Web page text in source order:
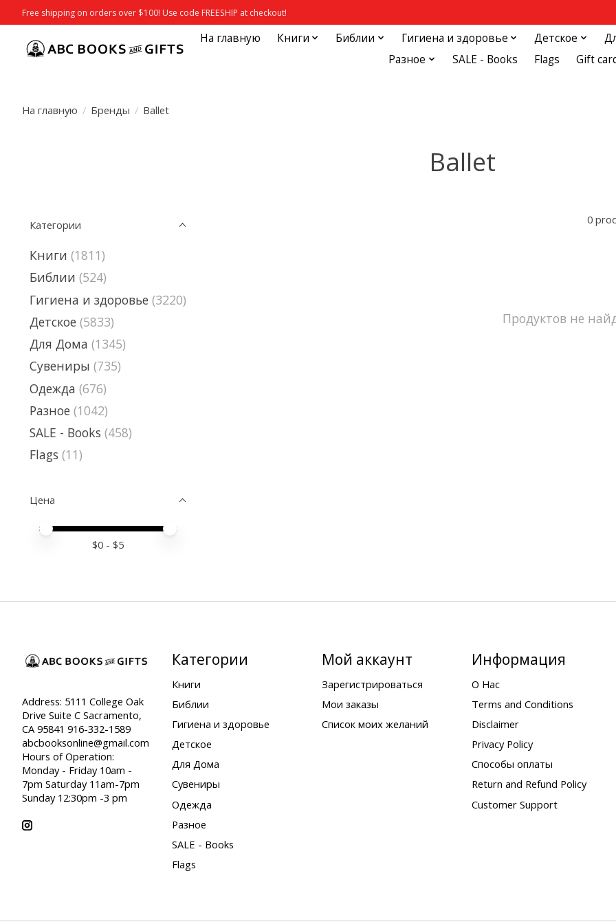
Free shipping on orders over $100! Use code FREESHIP at checkout!
На главную Книги Библии Гигиена и здоровье Детское
Разное
SALE - Books Flags Gift
На главную / Бренды / Ballet
Ballet
Категории
Книги (1811)
Библии (524)
Гигиена и здоровье (3220)
Детское (5833)
Для Дома (1345)
Сувениры (735)
Одежда (676)
Разное (1042)
SALE - Books (458)
Flags (11)
Цена
Price minimum value
Price maximum value
$0 - $5
0
Продуктов не
Address: 5111 College Oak
Drive Suite C Sacramento,
CA 95841 916-332-1589
abcbooksonline@gmail.com
Hours of Operation:
Monday - Friday 10am -
7pm Saturday 11am-7pm
Sunday 12:30pm -3 pm
Категории
Книги
Библии
Гигиена и здоровье
Детское
Для Дома
Сувениры
Одежда
Разное
SALE - Books
Flags
Мой аккаунт
Зарегистрироваться
Мои заказы
Список моих желаний
Информация
О Нас
Terms and Conditions
Disclaimer
Privacy Policy
Способы оплаты
Return and Refund Policy
Customer Support